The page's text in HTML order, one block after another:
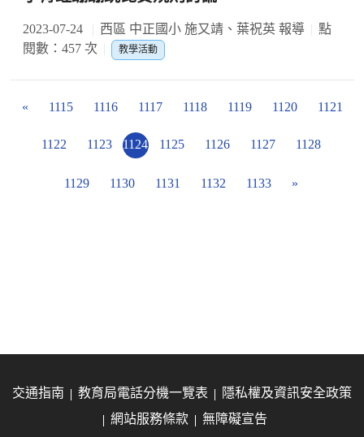
2023-07-24 西區 中正國小 施又靖、葉祝英 報導
點
閱數：457 次
教學活動
« 1115 1116 1117 1118 1119 1120 1121
1122 1123 1124 1125 1126 1127 1128
1129 1130 1131 1132 1133 »
交通指南 教育局電話分機一覽表
隱私權及資訊安全政策
網站服務條款
無障礙宣告